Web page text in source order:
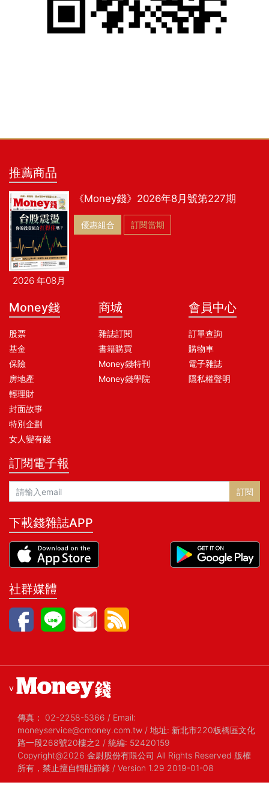
推薦商品
2026 年08月
《Money錢》2026年8月號第227期
優惠組合 訂閱當期
Money錢
股票
基金
保險
房地產
輕理財
封面故事
特別企劃
女人變有錢
商城
雜誌訂閱
書籍購買
Money錢特刊
Money錢學院
會員中心
訂單查詢
購物車
電子雜誌
隱私權聲明
訂閱電子報
訂閱
下載錢雜誌APP
社群媒體
v
傳真： 02-2258-5366 / Email:
moneyservice@cmoney.com.tw / 地址: 新北市220板橋區文化
路一段268號20樓之2 / 統編: 52420159
Copyright@2026 金尉股份有限公司 All Rights Reserved 版權
所有，禁止擅自轉貼節錄 / Version 1.29 2019-01-08